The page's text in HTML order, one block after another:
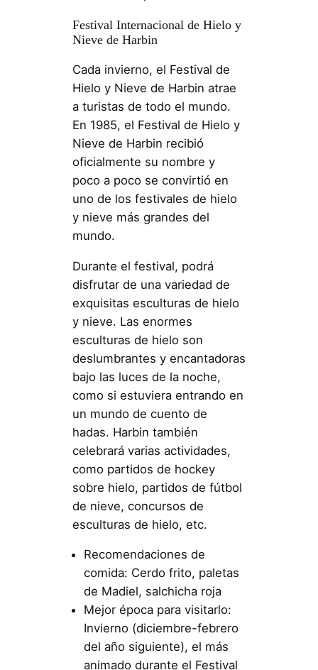
Festival Internacional de Hielo y
Nieve de Harbin
Cada invierno, el Festival de
Hielo y Nieve de Harbin atrae
a turistas de todo el mundo.
En 1985, el Festival de Hielo y
Nieve de Harbin recibió
oficialmente su nombre y
poco a poco se convirtió en
uno de los festivales de hielo
y nieve más grandes del
mundo.
Durante el festival, podrá
disfrutar de una variedad de
exquisitas esculturas de hielo
y nieve. Las enormes
esculturas de hielo son
deslumbrantes y encantadoras
bajo las luces de la noche,
como si estuviera entrando en
un mundo de cuento de
hadas. Harbin también
celebrará varias actividades,
como partidos de hockey
sobre hielo, partidos de fútbol
de nieve, concursos de
esculturas de hielo, etc.
Recomendaciones de
comida: Cerdo frito, paletas
de Madiel, salchicha roja
Mejor época para visitarlo:
Invierno (diciembre-febrero
del año siguiente), el más
animado durante el Festival